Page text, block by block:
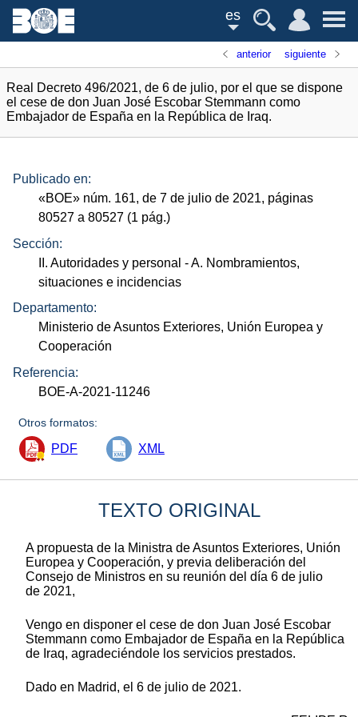
es
anterior siguiente
Real Decreto 496/2021, de 6 de julio, por el que se dispone
el cese de don Juan José Escobar Stemmann como
Embajador de España en la República de Iraq.
Publicado en:
«BOE» núm. 161, de 7 de julio de 2021, páginas
80527 a 80527 (1 pág.)
Sección:
II. Autoridades y personal - A. Nombramientos,
situaciones e incidencias
Departamento:
Ministerio de Asuntos Exteriores, Unión Europea y
Cooperación
Referencia:
BOE-A-2021-11246
Otros formatos:
PDF XML
TEXTO ORIGINAL
A propuesta de la Ministra de Asuntos Exteriores, Unión
Europea y Cooperación, y previa deliberación del
Consejo de Ministros en su reunión del día 6 de julio
de 2021,
Vengo en disponer el cese de don Juan José Escobar
Stemmann como Embajador de España en la República
de Iraq, agradeciéndole los servicios prestados.
Dado en Madrid, el 6 de julio de 2021.